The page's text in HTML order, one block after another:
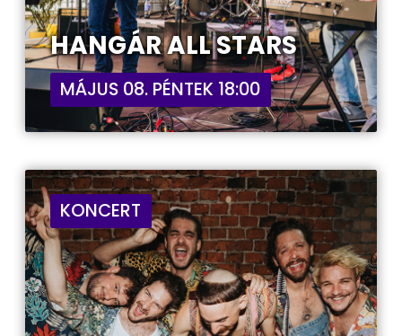
HANGÁR ALL STARS
MÁJUS 08. PÉNTEK 18:00
KONCERT